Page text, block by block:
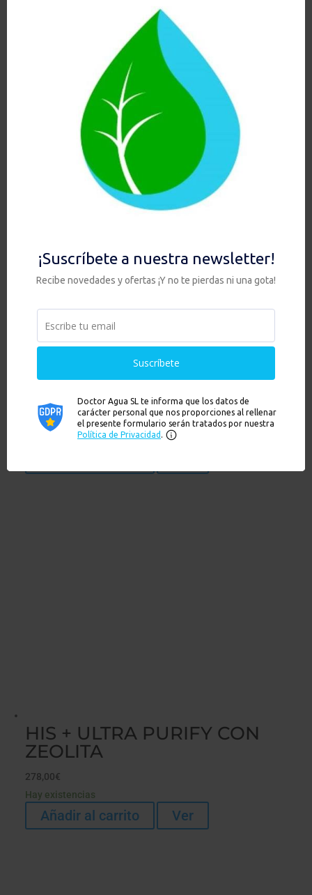
HIP + ULTRA PURIFY con
Hay existencias
Añadir al carrito
HIS + CERAMICARB SI
259,00 €
Hay existencias
HIS + ULTRA PURIFY CON
ZEOLITA
278,00€
Hay existencias
Añadir al carrito Ver